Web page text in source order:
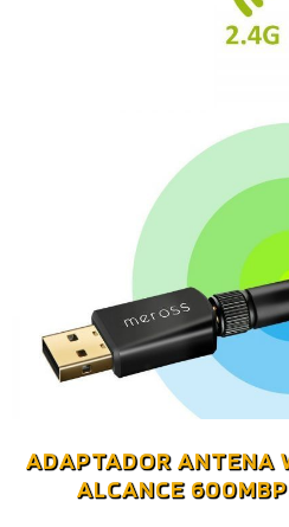
ADAPTADOR ANTENA
ALCANCE